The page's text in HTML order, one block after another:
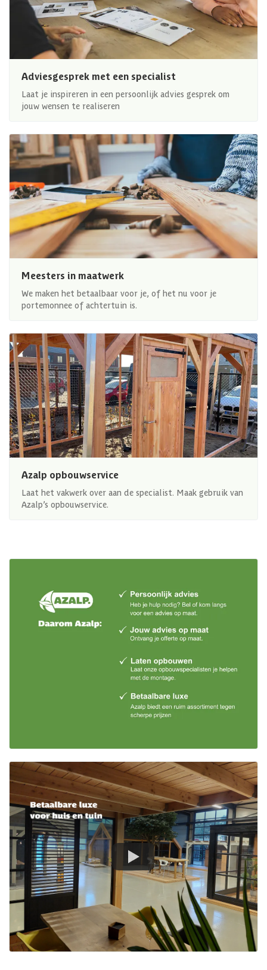
Adviesgesprek met een specialist
Laat je inspireren in een persoonlijk advies gesprek om
jouw wensen te realiseren
Meesters in maatwerk
We maken het betaalbaar voor je, of het nu voor je
portemonnee of achtertuin is.
Azalp opbouwservice
Laat het vakwerk over aan de specialist. Maak gebruik van
Azalp’s opbouwservice.